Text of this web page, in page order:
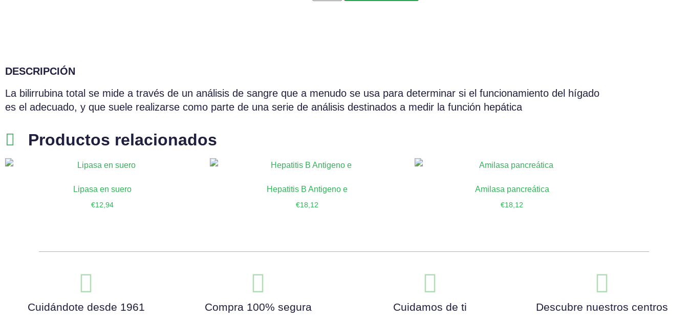
DESCRIPCIÓN
La bilirrubina total se mide a través de un análisis de sangre que a menudo se usa para determinar si el funcionamiento del hígado
es el adecuado, y que suele realizarse como parte de una serie de análisis destinados a medir la función hepática
Productos relacionados
Lipasa en suero
€12,94
Hepatitis B Antigeno e
€18,12
Amilasa pancreática
€18,12
Cuidándote desde 1961 Compra 100% segura Cuidamos de ti Descubre nuestros centros